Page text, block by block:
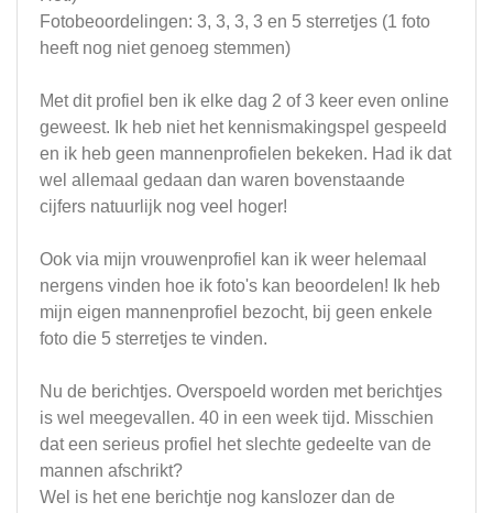
Fotobeoordelingen: 3, 3, 3, 3 en 5 sterretjes (1 foto
heeft nog niet genoeg stemmen)
Met dit profiel ben ik elke dag 2 of 3 keer even online
geweest. Ik heb niet het kennismakingspel gespeeld
en ik heb geen mannenprofielen bekeken. Had ik dat
wel allemaal gedaan dan waren bovenstaande
cijfers natuurlijk nog veel hoger!
Ook via mijn vrouwenprofiel kan ik weer helemaal
nergens vinden hoe ik foto's kan beoordelen! Ik heb
mijn eigen mannenprofiel bezocht, bij geen enkele
foto die 5 sterretjes te vinden.
Nu de berichtjes. Overspoeld worden met berichtjes
is wel meegevallen. 40 in een week tijd. Misschien
dat een serieus profiel het slechte gedeelte van de
mannen afschrikt?
Wel is het ene berichtje nog kanslozer dan de